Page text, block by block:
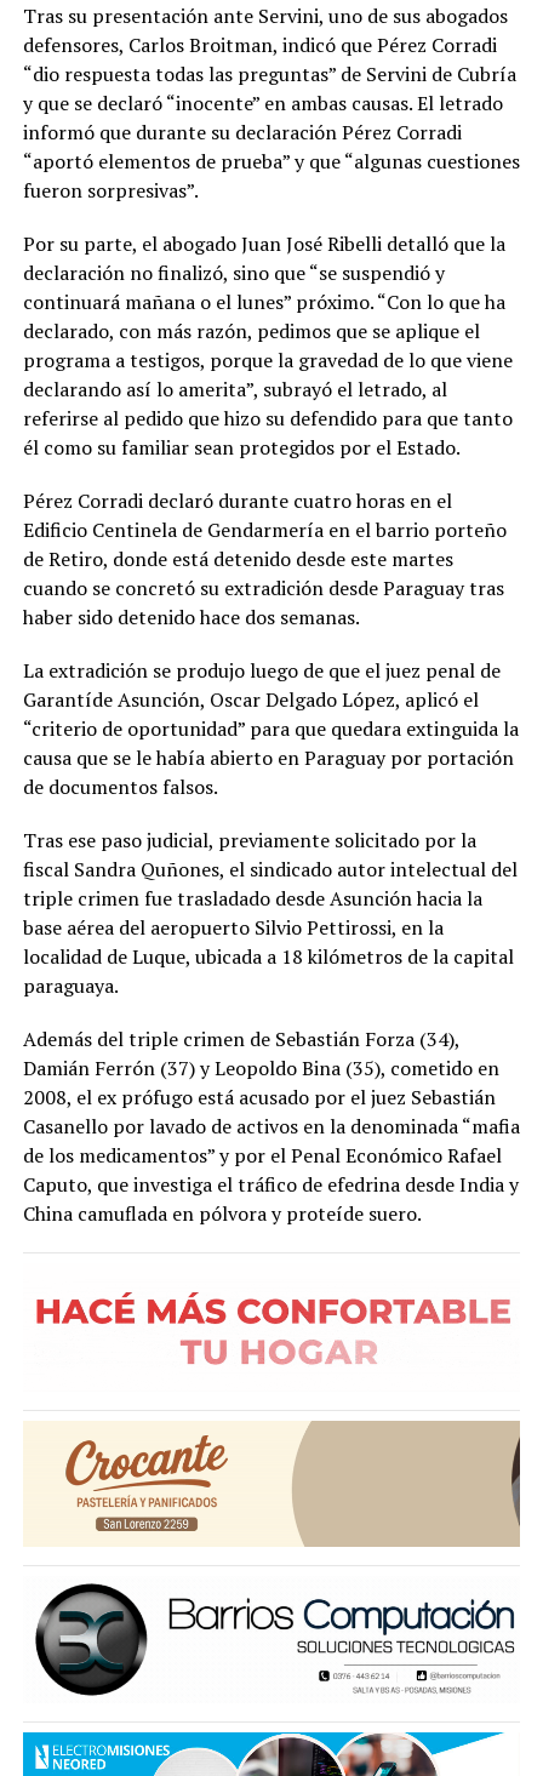
Tras su presentación ante Servini, uno de sus abogados
defensores, Carlos Broitman, indicó que Pérez Corradi
“dio respuesta todas las preguntas” de Servini de Cubría
y que se declaró “inocente” en ambas causas. El letrado
informó que durante su declaración Pérez Corradi
“aportó elementos de prueba” y que “algunas cuestiones
fueron sorpresivas”.
Por su parte, el abogado Juan José Ribelli detalló que la
declaración no finalizó, sino que “se suspendió y
continuará mañana o el lunes” próximo. “Con lo que ha
declarado, con más razón, pedimos que se aplique el
programa a testigos, porque la gravedad de lo que viene
declarando así lo amerita”, subrayó el letrado, al
referirse al pedido que hizo su defendido para que tanto
él como su familiar sean protegidos por el Estado.
Pérez Corradi declaró durante cuatro horas en el
Edificio Centinela de Gendarmería en el barrio porteño
de Retiro, donde está detenido desde este martes
cuando se concretó su extradición desde Paraguay tras
haber sido detenido hace dos semanas.
La extradición se produjo luego de que el juez penal de
Garantíde Asunción, Oscar Delgado López, aplicó el
“criterio de oportunidad” para que quedara extinguida la
causa que se le había abierto en Paraguay por portación
de documentos falsos.
Tras ese paso judicial, previamente solicitado por la
fiscal Sandra Quñones, el sindicado autor intelectual del
triple crimen fue trasladado desde Asunción hacia la
base aérea del aeropuerto Silvio Pettirossi, en la
localidad de Luque, ubicada a 18 kilómetros de la capital
paraguaya.
Además del triple crimen de Sebastián Forza (34),
Damián Ferrón (37) y Leopoldo Bina (35), cometido en
2008, el ex prófugo está acusado por el juez Sebastián
Casanello por lavado de activos en la denominada “mafia
de los medicamentos” y por el Penal Económico Rafael
Caputo, que investiga el tráfico de efedrina desde India y
China camuflada en pólvora y proteíde suero.